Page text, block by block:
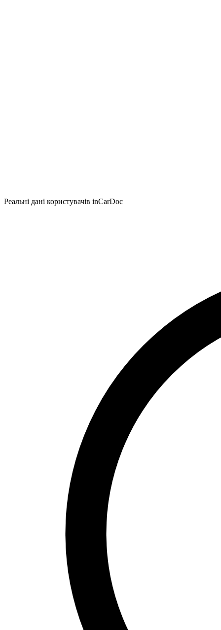
Реальні дані користувачів inCarDoc